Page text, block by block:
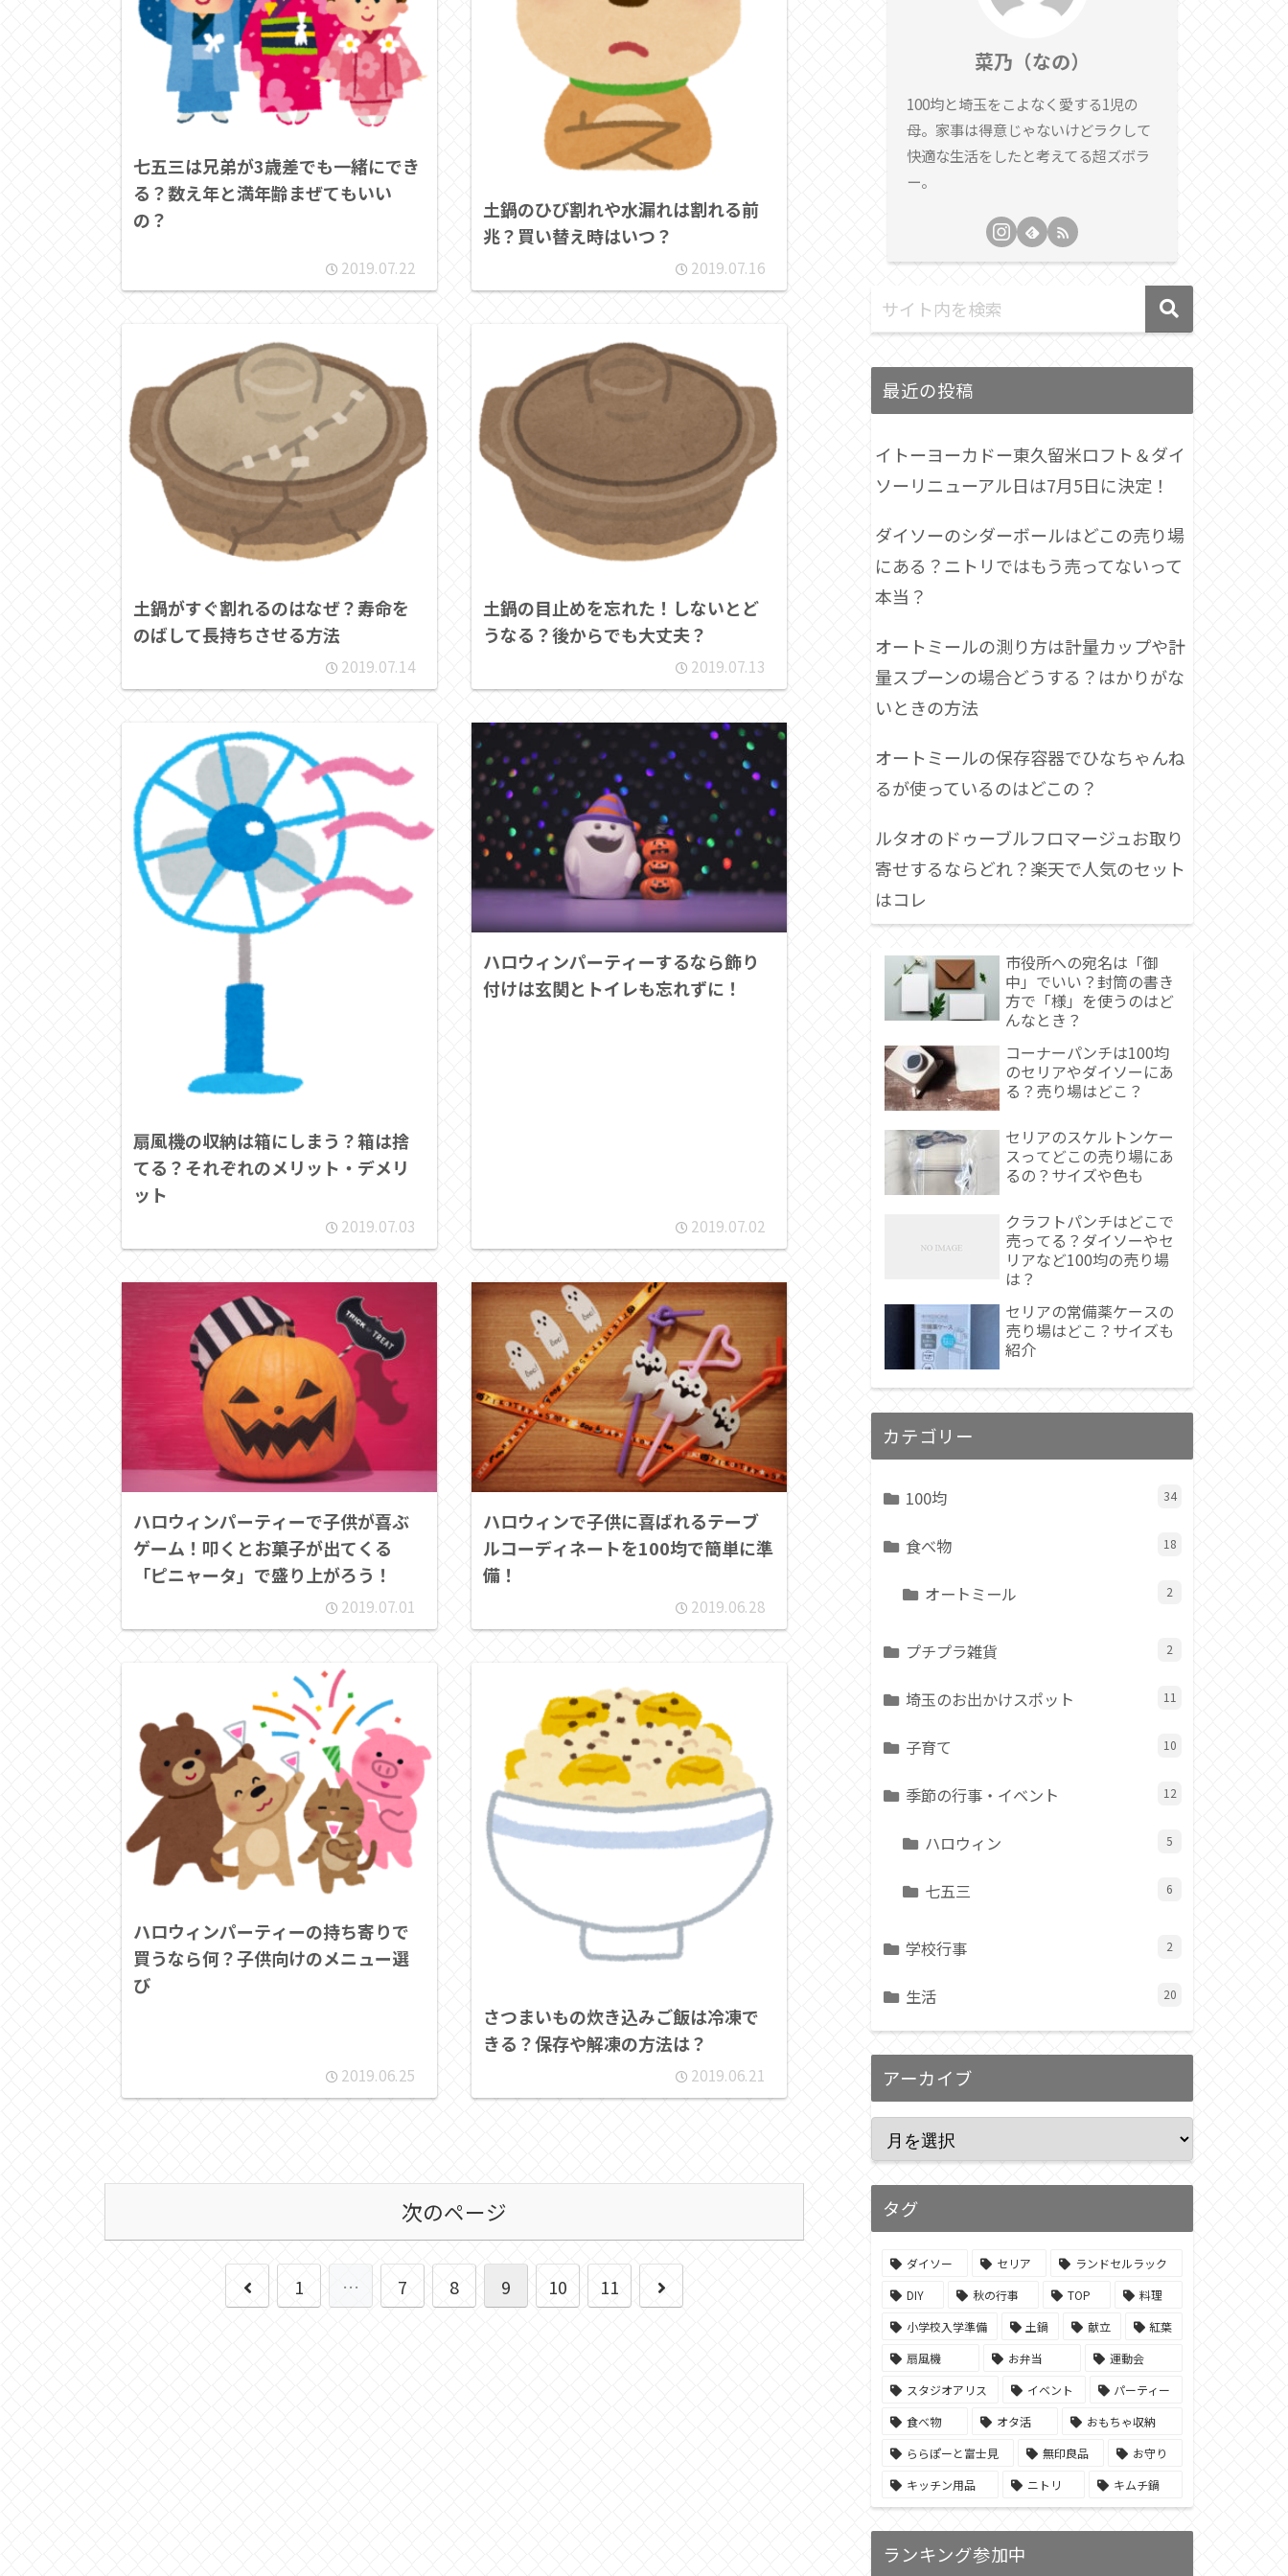
七五三は兄弟が3歳差でも一緒にでき
る？数え年と満年齢まぜてもいい
の？
2019.07.22
土鍋のひび割れや水漏れは割れる前
兆？買い替え時はいつ？
2019.07.16
土鍋がすぐ割れるのはなぜ？寿命を
のばして長持ちさせる方法
2019.07.14
土鍋の目止めを忘れた！しないとど
うなる？後からでも大丈夫？
2019.07.13
扇風機の収納は箱にしまう？箱は捨
てる？それぞれのメリット・デメリ
ット
2019.07.03
ハロウィンパーティーするなら飾り
付けは玄関とトイレも忘れずに！
2019.07.02
ハロウィンパーティーで子供が喜ぶ
ゲーム！叩くとお菓子が出てくる
「ピニャータ」で盛り上がろう！
2019.07.01
ハロウィンで子供に喜ばれるテーブ
ルコーディネートを100均で簡単に準
備！
2019.06.28
ハロウィンパーティーの持ち寄りで
買うなら何？子供向けのメニュー選
び
2019.06.25
さつまいもの炊き込みご飯は冷凍で
きる？保存や解凍の方法は？
2019.06.21
次のページ
前
1 … 7 8 9 10 11
次
菜乃（なの）
100均と埼玉をこよなく愛する1児の
母。家事は得意じゃないけどラクして
快適な生活をしたと考えてる超ズボラ
ー。
最近の投稿
イトーヨーカドー東久留米ロフト＆ダイ
ソーリニューアル日は7月5日に決定！
ダイソーのシダーボールはどこの売り場
にある？ニトリではもう売ってないって
本当？
オートミールの測り方は計量カップや計
量スプーンの場合どうする？はかりがな
いときの方法
オートミールの保存容器でひなちゃんね
るが使っているのはどこの？
ルタオのドゥーブルフロマージュお取り
寄せするならどれ？楽天で人気のセット
はコレ
市役所への宛名は「御
中」でいい？封筒の書き
方で「様」を使うのはど
んなとき？
コーナーパンチは100均
のセリアやダイソーにあ
る？売り場はどこ？
セリアのスケルトンケー
スってどこの売り場にあ
るの？サイズや色も
クラフトパンチはどこで
売ってる？ダイソーやセ
リアなど100均の売り場
は？
セリアの常備薬ケースの
売り場はどこ？サイズも
紹介
カテゴリー
100均 34
食べ物 18
オートミール 2
プチプラ雑貨 2
埼玉のお出かけスポット 11
子育て 10
季節の行事・イベント 12
ハロウィン 5
七五三 6
学校行事 2
生活 20
アーカイブ
タグ
ダイソー セリア
ランドセルラック
DIY
秋の行事 TOP
料理
小学校入学準備
土鍋 献立
紅葉
扇風機
お弁当
運動会
スタジオアリス
イベント
パーティー
食べ物
オタ活
おもちゃ収納
ららぽーと富士見
無印良品
お守り
キッチン用品
ニトリ キムチ鍋
ランキング参加中